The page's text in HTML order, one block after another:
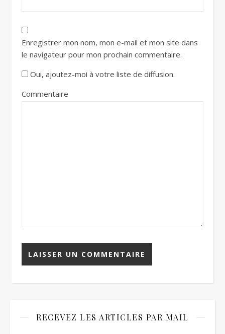
Enregistrer mon nom, mon e-mail et mon site dans
le navigateur pour mon prochain commentaire.
Oui, ajoutez-moi à votre liste de diffusion.
Commentaire
RECEVEZ LES ARTICLES PAR MAIL